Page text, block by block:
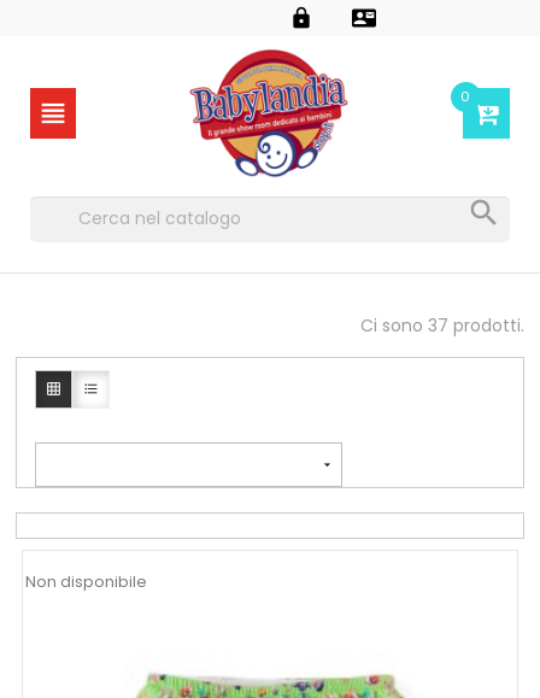
 
 0

Ci sono 37 prodotti.
 

Non disponibile